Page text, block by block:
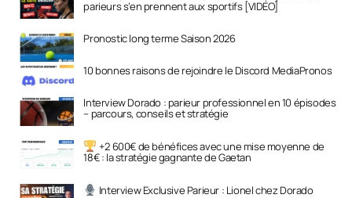
parieurs s’en prennent aux sportifs [VIDÉO]
Pronostic long terme Saison 2026
10 bonnes raisons de rejoindre le Discord MediaPronos
Interview Dorado : parieur professionnel en 10 épisodes
– parcours, conseils et stratégie
+2 600€ de bénéfices avec une mise moyenne de
18€ : la stratégie gagnante de Gaetan
Interview Exclusive Parieur : Lionel chez Dorado